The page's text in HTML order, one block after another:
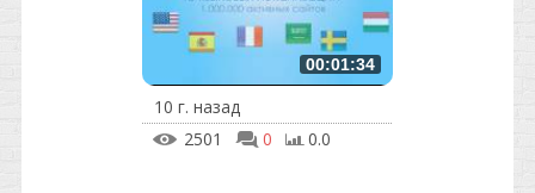
00:01:34
10 г. назад
2501
0 0.0